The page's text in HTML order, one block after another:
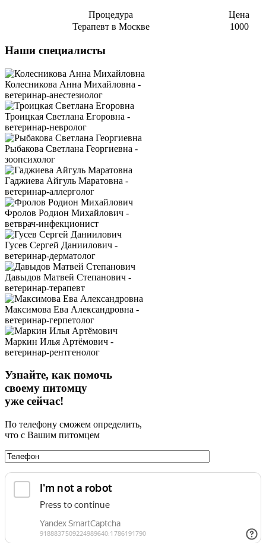
Процедура
Цена
Терапевт в Москве
1000
Наши специалисты
Колесникова Анна Михайловна -
ветеринар-анестезиолог
Троицкая Светлана Егоровна -
ветеринар-невролог
Рыбакова Светлана Георгиевна -
зоопсихолог
Гаджиева Айгуль Маратовна -
ветеринар-аллерголог
Фролов Родион Михайлович -
ветврач-инфекционист
Гусев Сергей Даниилович -
ветеринар-дерматолог
Давыдов Матвей Степанович -
ветеринар-терапевт
Максимова Ева Александровна -
ветеринар-герпетолог
Маркин Илья Артёмович -
ветеринар-рентгенолог
Узнайте, как помочь
своему питомцу
уже сейчас!
По телефону сможем определить,
что с Вашим питомцем